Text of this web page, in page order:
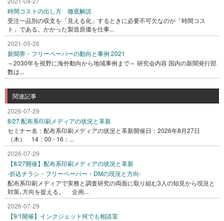
時間コストの出し方 徹底解説
受注一品別の収支を「見える化」するときに必要不可欠なのが「時間コス
ト」である。かかった製造原価を仕事...
2021-05-26
新聞界・フリーペーパーの動向と事例 2021
～2030年を視野に海外動向から地域事例まで～ 研究会内容 国内の新聞発行部
数は...
関連記事
2026-07-29
8/27 配布系印刷メディアの状況と革新
セミナー名：配布系印刷メディアの状況と革新開催日：2026年8月27日
（木） 14：00 - 16：...
2026-07-29
【8/27開催】配布系印刷メディアの状況と革新
-折込チラシ・フリーペーパー・DMの現況と方向-
配布系印刷メディアで実務と調査研究の両面に取り組む3人の知見から現況と
対策､方向を捉える。 企画...
2026-07-29
【9/1開催】インクジェット何でも相談室